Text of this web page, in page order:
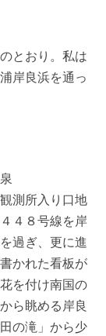
とおり。私は
岸良浜を通っ
測所入り口地
４８号線を岸
過ぎ、更に進
かれた看板が
を付け南国の
ら眺める岸良
の滝」から少